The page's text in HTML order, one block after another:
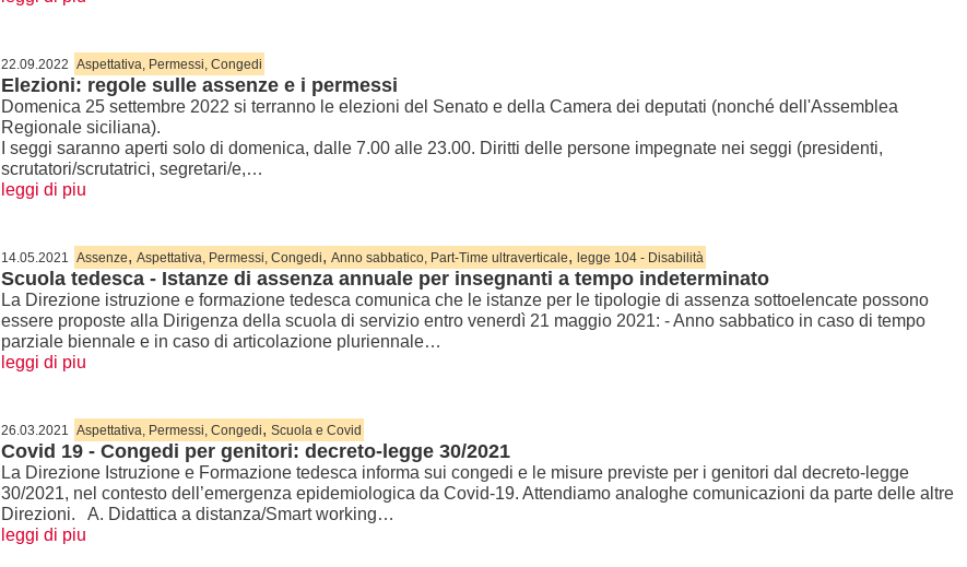
22.09.2022 Aspettativa, Permessi, Congedi
Elezioni: regole sulle assenze e i permessi
Domenica 25 settembre 2022 si terranno le elezioni del Senato e della Camera dei deputati (nonché dell'Assemblea
Regionale siciliana).
I seggi saranno aperti solo di domenica, dalle 7.00 alle 23.00. Diritti delle persone impegnate nei seggi (presidenti,
scrutatori/scrutatrici, segretari/e,…
leggi di piu
14.05.2021 Assenze, Aspettativa, Permessi, Congedi, Anno sabbatico, Part-Time ultraverticale, legge 104 - Disabilità
Scuola tedesca - Istanze di assenza annuale per insegnanti a tempo indeterminato
La Direzione istruzione e formazione tedesca comunica che le istanze per le tipologie di assenza sottoelencate possono
essere proposte alla Dirigenza della scuola di servizio entro venerdì 21 maggio 2021: - Anno sabbatico in caso di tempo
parziale biennale e in caso di articolazione pluriennale…
leggi di piu
26.03.2021 Aspettativa, Permessi, Congedi, Scuola e Covid
Covid 19 - Congedi per genitori: decreto-legge 30/2021
La Direzione Istruzione e Formazione tedesca informa sui congedi e le misure previste per i genitori dal decreto-legge
30/2021, nel contesto dell’emergenza epidemiologica da Covid-19. Attendiamo analoghe comunicazioni da parte delle altre
Direzioni. A. Didattica a distanza/Smart working…
leggi di piu